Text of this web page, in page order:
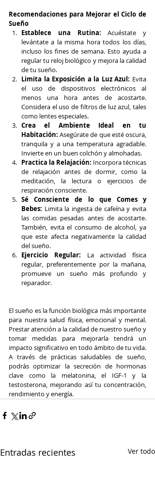
Recomendaciones para Mejorar el Ciclo de
Sueño
Establece una Rutina: Acuéstate y
levántate a la misma hora todos los días,
incluso los fines de semana. Esto ayuda a
regular tu reloj biológico y mejora la calidad
de tu sueño.
Limita la Exposición a la Luz Azul: Evita
el uso de dispositivos electrónicos al
menos una hora antes de acostarte.
Considera el uso de filtros de luz azul, tales
como lentes especiales.
Crea el Ambiente Ideal en tu
Habitación: Asegúrate de que esté oscura,
tranquila y a una temperatura agradable.
Invierte en un buen colchón y almohadas.
Practica la Relajación: Incorpora técnicas
de relajación antes de dormir, como la
meditación, la lectura o ejercicios de
respiración consciente.
Sé Consciente de lo que Comes y
Bebes: Limita la ingesta de cafeína y evita
las comidas pesadas antes de acostarte.
También, evita el consumo de alcohol, ya
que este afecta negativamente la calidad
del sueño.
Ejercicio Regular: La actividad física
regular, preferentemente por la mañana,
promueve un sueño más profundo y
reparador.
El sueño es la función biológica más importante
para nuestra salud física, emocional y mental.
Prestar atención a la calidad de nuestro sueño y
tomar medidas para mejorarla tendrá un
impacto significativo en todo ámbito de tu vida.
A través de prácticas saludables de sueño,
podrás optimizar la secreción de hormonas
clave como la melatonina, el IGF-1 y la
testosterona, mejorando así tu concentración,
rendimiento y energía.
Entradas recientes Ver todo